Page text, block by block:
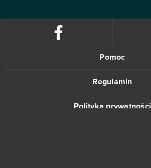
Pomoc
Regulamin
Polityka prywatności